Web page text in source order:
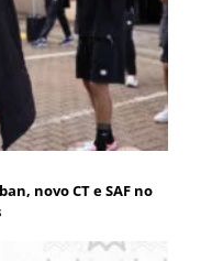
novo CT e SAF no